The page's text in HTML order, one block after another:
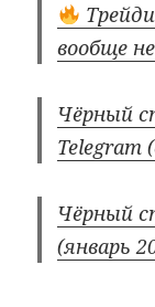
вообще
Чёрный
Telegram
Чёрный
(январь